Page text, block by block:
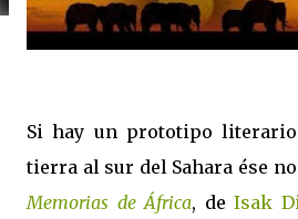
Si hay un prototipo
tierra al sur del Sahara ése
Memorias de África, de Isak